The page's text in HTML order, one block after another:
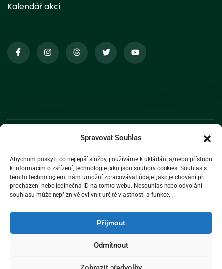
Spravovat Souhlas
Abychom poskytli co nejlepší služby, používáme k ukládání a/nebo přístupu
k informacím o zařízení, technologie jako jsou soubory cookies. Souhlas s
těmito technologiemi nám umožní zpracovávat údaje, jako je chování při
procházení nebo jedinečná ID na tomto webu. Nesouhlas nebo odvolání
souhlasu může nepříznivě ovlivnit určité vlastnosti a funkce.
Příjmout
Odmítnout
Kalendář akcí